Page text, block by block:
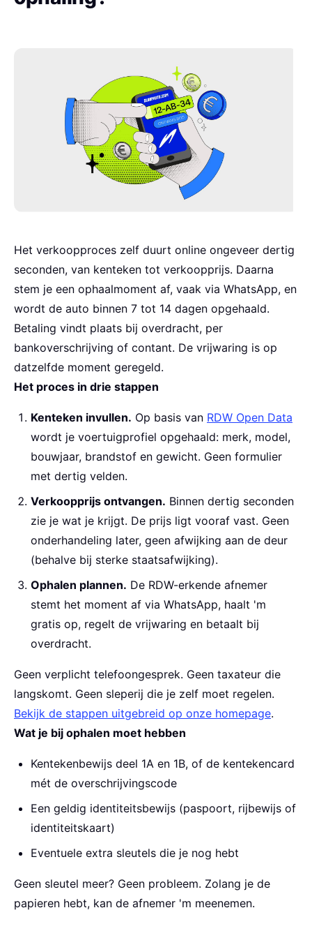
Het verkoopproces zelf duurt online ongeveer dertig
seconden, van kenteken tot verkoopprijs. Daarna
stem je een ophaalmoment af, vaak via WhatsApp, en
wordt de auto binnen 7 tot 14 dagen opgehaald.
Betaling vindt plaats bij overdracht, per
bankoverschrijving of contant. De vrijwaring is op
datzelfde moment geregeld.
Het proces in drie stappen
Kenteken invullen. Op basis van RDW Open Data
wordt je voertuigprofiel opgehaald: merk, model,
bouwjaar, brandstof en gewicht. Geen formulier
met dertig velden.
Verkoopprijs ontvangen. Binnen dertig seconden
zie je wat je krijgt. De prijs ligt vooraf vast. Geen
onderhandeling later, geen afwijking aan de deur
(behalve bij sterke staatsafwijking).
Ophalen plannen. De RDW-erkende afnemer
stemt het moment af via WhatsApp, haalt 'm
gratis op, regelt de vrijwaring en betaalt bij
overdracht.
Geen verplicht telefoongesprek. Geen taxateur die
langskomt. Geen sleperij die je zelf moet regelen.
Bekijk de stappen uitgebreid op onze homepage.
Wat je bij ophalen moet hebben
Kentekenbewijs deel 1A en 1B, of de kentekencard
mét de overschrijvingscode
Een geldig identiteitsbewijs (paspoort, rijbewijs of
identiteitskaart)
Eventuele extra sleutels die je nog hebt
Geen sleutel meer? Geen probleem. Zolang je de
papieren hebt, kan de afnemer 'm meenemen.